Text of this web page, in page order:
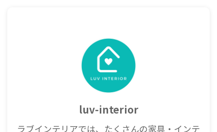
luv-interior
ラブインテリアでは、たくさんの家具・インテ